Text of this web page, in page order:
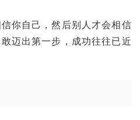
你自己，然后别人才会相信
迈出第一步，成功往往已近